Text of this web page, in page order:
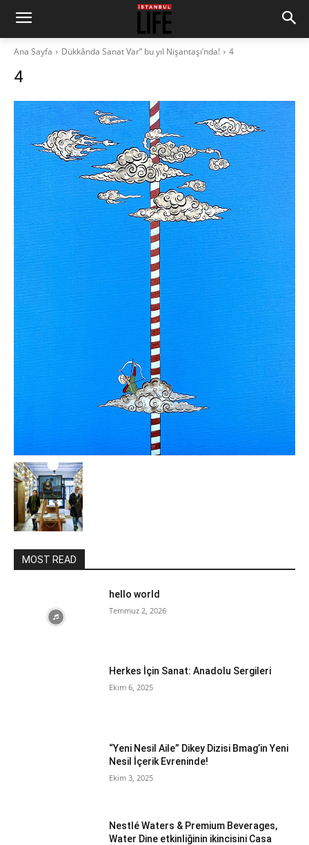
Ana Sayfa Dükkânda Sanat Var” bu yıl Nişantaşı’nda! 4
4
MOST READ
hello world
Temmuz 2, 2026
Herkes İçin Sanat: Anadolu Sergileri
Ekim 6, 2025
“Yeni Nesil Aile” Dikey Dizisi Bmag’in Yeni
Nesil İçerik Evreninde!
Ekim 3, 2025
Nestlé Waters & Premium Beverages,
Water Dine etkinliğinin ikincisini Casa